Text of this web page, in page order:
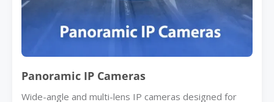
Panoramic IP Cameras
Wide-angle and multi-lens IP cameras designed for